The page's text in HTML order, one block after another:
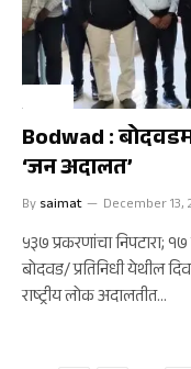
Bodwad :
‘जन अदालत’
By saimat December 13,
५३७ प्रकरणांचा निपटारा;
बोदवड/ प्रतिनिधी येथील
राष्ट्रीय लोक अदालतीत…